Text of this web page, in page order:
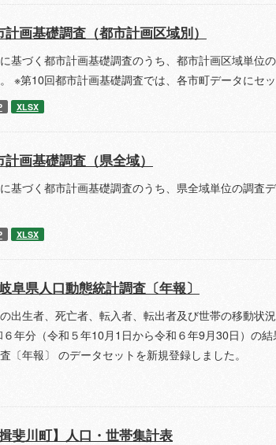
画基礎調査（都市計画区域別）
基づく都市計画基礎調査のうち、都市計画区域単位
※第10回都市計画基礎調査では、各市町データにセッ
XLSX
画基礎調査（県全域）
基づく都市計画基礎調査のうち、県全域単位の調査
XLSX
阜県人口動態統計調査〔年報〕
出生者、死亡者、転入者、転出者及び世帯の移動状
６年分（令和５年10月1日から令和６年9月30日）の
〔年報〕 のデータセットを新規登録しました。
揖斐川町】人口・世帯集計表